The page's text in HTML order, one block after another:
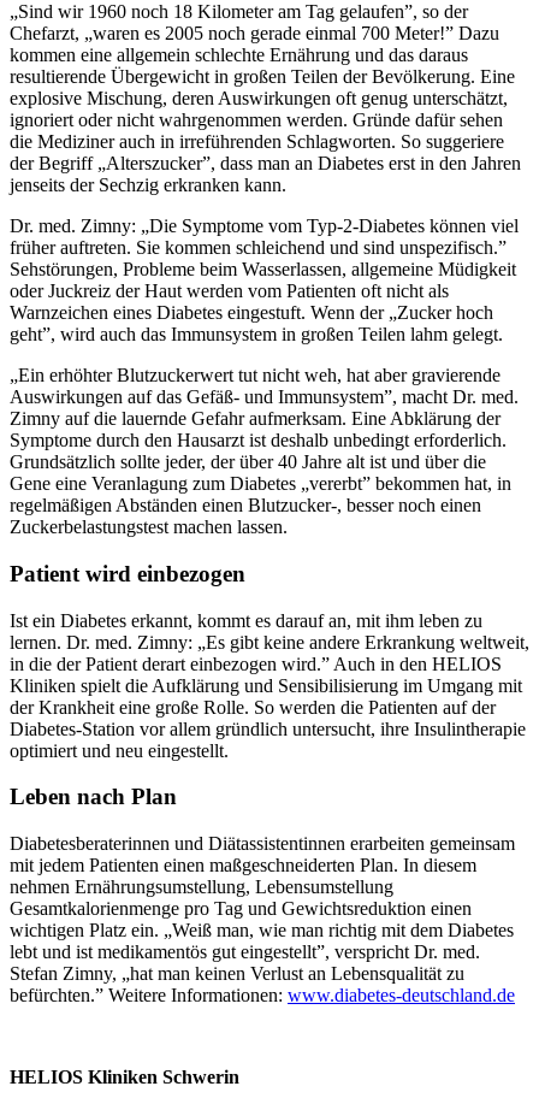
„Sind wir 1960 noch 18 Kilometer am Tag gelaufen”, so der
Chefarzt, „waren es 2005 noch gerade einmal 700 Meter!” Dazu
kommen eine allgemein schlechte Ernährung und das daraus
resultierende Übergewicht in großen Teilen der Bevölkerung. Eine
explosive Mischung, deren Auswirkungen oft genug unterschätzt,
ignoriert oder nicht wahrgenommen werden. Gründe dafür sehen
die Mediziner auch in irreführenden Schlagworten. So suggeriere
der Begriff „Alterszucker”, dass man an Diabetes erst in den Jahren
jenseits der Sechzig erkranken kann.
Dr. med. Zimny: „Die Symptome vom Typ-2-Diabetes können viel
früher auftreten. Sie kommen schleichend und sind unspezifisch.”
Sehstörungen, Probleme beim Wasserlassen, allgemeine Müdigkeit
oder Juckreiz der Haut werden vom Patienten oft nicht als
Warnzeichen eines Diabetes eingestuft. Wenn der „Zucker hoch
geht”, wird auch das Immunsystem in großen Teilen lahm gelegt.
„Ein erhöhter Blutzuckerwert tut nicht weh, hat aber gravierende
Auswirkungen auf das Gefäß- und Immunsystem”, macht Dr. med.
Zimny auf die lauernde Gefahr aufmerksam. Eine Abklärung der
Symptome durch den Hausarzt ist deshalb unbedingt erforderlich.
Grundsätzlich sollte jeder, der über 40 Jahre alt ist und über die
Gene eine Veranlagung zum Diabetes „vererbt” bekommen hat, in
regelmäßigen Abständen einen Blutzucker-, besser noch einen
Zuckerbelastungstest machen lassen.
Patient wird einbezogen
Ist ein Diabetes erkannt, kommt es darauf an, mit ihm leben zu
lernen. Dr. med. Zimny: „Es gibt keine andere Erkrankung weltweit,
in die der Patient derart einbezogen wird.” Auch in den HELIOS
Kliniken spielt die Aufklärung und Sensibilisierung im Umgang mit
der Krankheit eine große Rolle. So werden die Patienten auf der
Diabetes-Station vor allem gründlich untersucht, ihre Insulintherapie
optimiert und neu eingestellt.
Leben nach Plan
Diabetesberaterinnen und Diätassistentinnen erarbeiten gemeinsam
mit jedem Patienten einen maßgeschneiderten Plan. In diesem
nehmen Ernährungsumstellung, Lebensumstellung
Gesamtkalorienmenge pro Tag und Gewichtsreduktion einen
wichtigen Platz ein. „Weiß man, wie man richtig mit dem Diabetes
lebt und ist medikamentös gut eingestellt”, verspricht Dr. med.
Stefan Zimny, „hat man keinen Verlust an Lebensqualität zu
befürchten.” Weitere Informationen: www.diabetes-deutschland.de
HELIOS Kliniken Schwerin